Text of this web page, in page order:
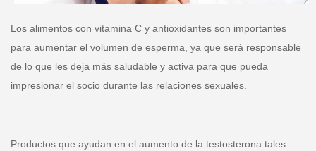
Los alimentos con vitamina C y antioxidantes son importantes
para aumentar el volumen de esperma, ya que será responsable
de lo que les deja más saludable y activa para que pueda
impresionar el socio durante las relaciones sexuales.
Productos que ayudan en el aumento de la testosterona tales